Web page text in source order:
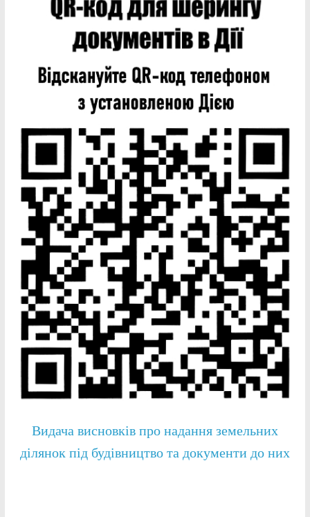
Видача висновків про надання земельних
ділянок під будівництво та документи до них